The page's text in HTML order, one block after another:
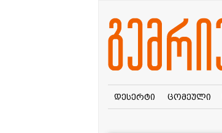
დესერტი ცომეული